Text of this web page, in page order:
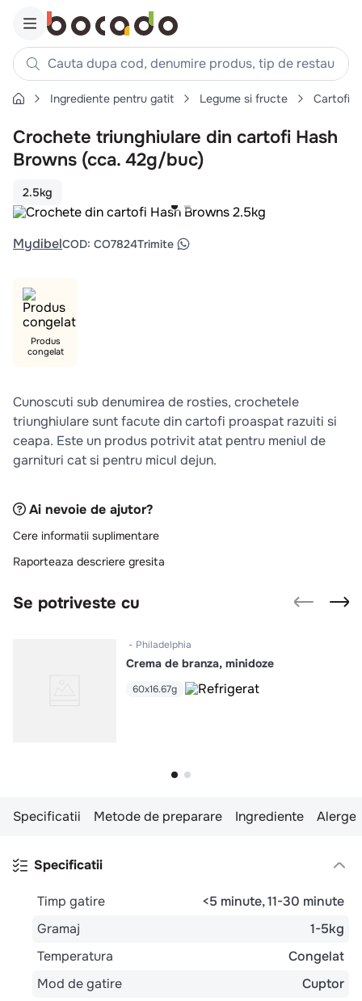
Cauta dupa cod, denumire produs, tip de restaurant,
Căutări populare
1. cartofi
2. piept pui
. pui
4. chifle
5. burger
. ceafa
. aripi
croissant
Ingrediente pentru gatit Legume si fructe Cartofi
Crochete triunghiulare din cartofi Hash
Browns (cca. 42g/buc)
2.5kg
MydibelCOD: CO7824Trimite
Produs
congelat
Cunoscuti sub denumirea de rosties, crochetele
triunghiulare sunt facute din cartofi proaspat razuiti si
ceapa. Este un produs potrivit atat pentru meniul de
garnituri cat si pentru micul dejun.
Ai nevoie de ajutor?
Cere informatii suplimentare
Raporteaza descriere gresita
Se potriveste cu
Philadelphia
Crema de branza, minidoze
60x16.67g
Specificatii Metode de preparare Ingrediente
Specificatii
Timp gatire <5 minute 11-30 minute
Gramaj
1-5kg
Temperatura
Congelat
Mod de gatire
Cuptor